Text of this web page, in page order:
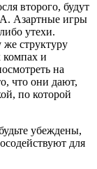
второго, будут
Азартные игры
утехи.
структуру
компах и
на
что они дают,
по которой
убеждены,
для